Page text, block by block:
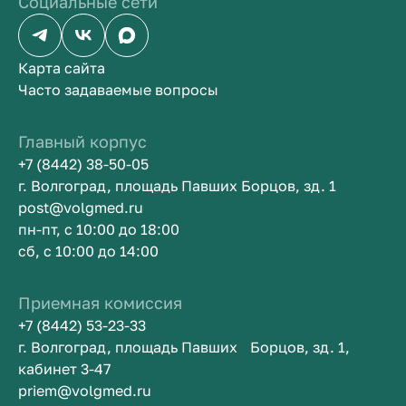
Карта сайта
Часто задаваемые вопросы
Главный корпус
+7 (8442) 38-50-05
г. Волгоград, площадь Павших Борцов, зд. 1
post@volgmed.ru
пн-пт, с 10:00 до 18:00
сб, с 10:00 до 14:00
Приемная комиссия
+7 (8442) 53-23-33
г. Волгоград, площадь Павших Борцов, зд. 1,
кабинет 3-47
priem@volgmed.ru